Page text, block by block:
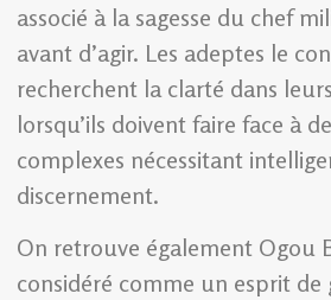
associé à la sagesse du chef
avant d’agir. Les adeptes le
recherchent la clarté dans
lorsqu’ils doivent faire face à
complexes nécessitant
discernement.
On retrouve également Ogou
considéré comme un esprit de